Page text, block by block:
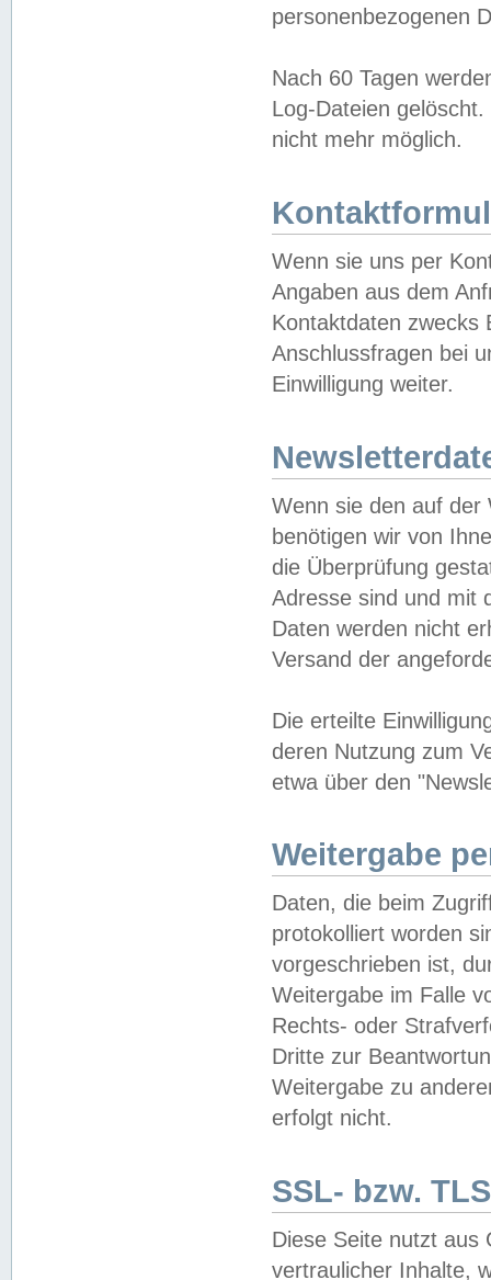
personenbezogenen
Nach 60 Tagen
Log-Dateien
nicht mehr möglich.
Wenn sie uns per
Angaben aus dem
Kontaktdaten zwecks
Anschlussfragen bei
Einwilligung weiter.
Wenn sie den auf der
benötigen wir von
die Überprüfung
Adresse sind und mit
Daten werden nicht
Versand der
Die erteilte
deren Nutzung zum
etwa über den
Weitergabe
Daten, die beim
protokolliert worden
vorgeschrieben ist,
Weitergabe im Falle
Rechts- oder
Dritte zur
Weitergabe zu
erfolgt nicht.
SSL- bzw.
Diese Seite nutzt aus
vertraulicher Inhalte,